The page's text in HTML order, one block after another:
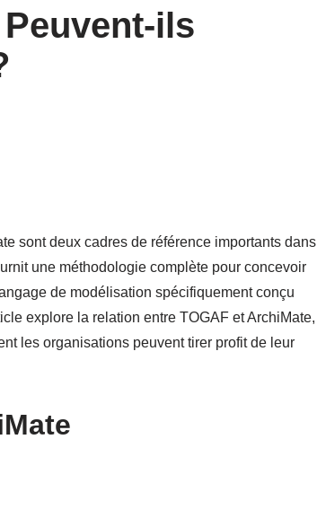
ils
sont deux cadres de référence importants dans
une méthodologie complète pour concevoir
de modélisation spécifiquement conçu
explore la relation entre TOGAF et ArchiMate,
les organisations peuvent tirer profit de leur